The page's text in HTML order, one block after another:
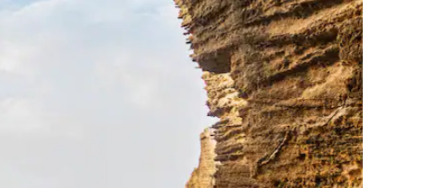
нагоре и надолу или навигирайте с докосване или плъзгане.